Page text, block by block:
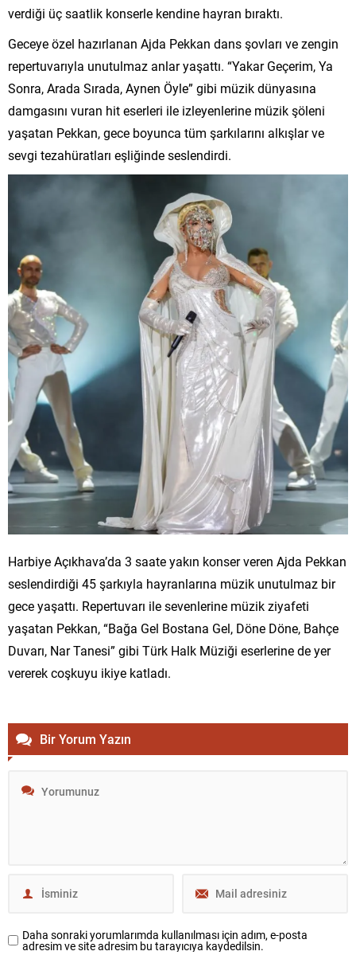
verdiği üç saatlik konserle kendine hayran bıraktı.
Geceye özel hazırlanan Ajda Pekkan dans şovları ve zengin
repertuvarıyla unutulmaz anlar yaşattı. “Yakar Geçerim, Ya
Sonra, Arada Sırada, Aynen Öyle” gibi müzik dünyasına
damgasını vuran hit eserleri ile izleyenlerine müzik şöleni
yaşatan Pekkan, gece boyunca tüm şarkılarını alkışlar ve
sevgi tezahüratları eşliğinde seslendirdi.
Harbiye Açıkhava’da 3 saate yakın konser veren Ajda Pekkan
seslendirdiği 45 şarkıyla hayranlarına müzik unutulmaz bir
gece yaşattı. Repertuvarı ile sevenlerine müzik ziyafeti
yaşatan Pekkan, “Bağa Gel Bostana Gel, Döne Döne, Bahçe
Duvarı, Nar Tanesi” gibi Türk Halk Müziği eserlerine de yer
vererek coşkuyu ikiye katladı.
Bir Yorum Yazın
Daha sonraki yorumlarımda kullanılması için adım, e-posta
adresim ve site adresim bu tarayıcıya kaydedilsin.